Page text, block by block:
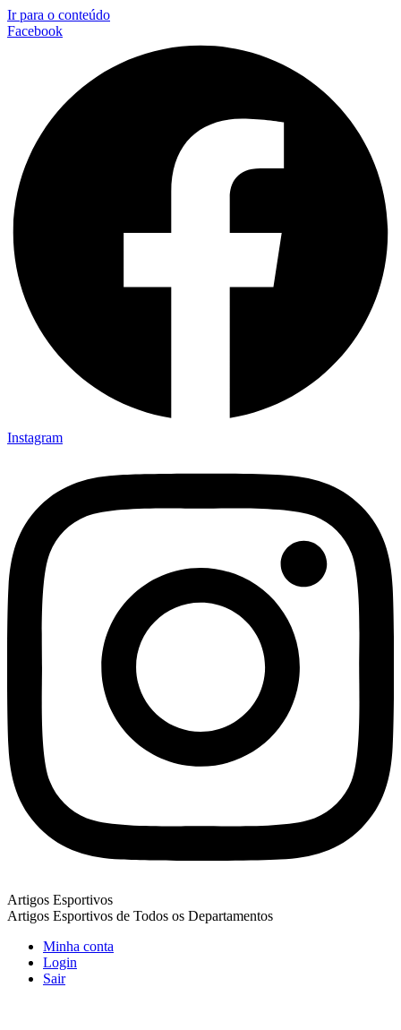
Ir para o conteúdo
Facebook
Instagram
Artigos Esportivos
Artigos Esportivos de Todos os Departamentos
Minha conta
Login
Sair